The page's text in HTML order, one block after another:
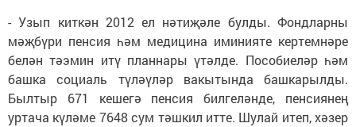
- Узып киткән 2012 ел нә­ти­җәле булды. Фондларны
мәҗ­бүри пенсия һәм медицина иминияте кертемнәре
белән тәэмин итү планнары үтәлде. Пособиеләр һәм
башка социаль түләүләр вакытында башкарылды.
Былтыр 671 кешегә пенсия билгеләнде, пенсиянең
уртача күләме 7648 сум тәшкил итте. Шулай итеп, хәзер